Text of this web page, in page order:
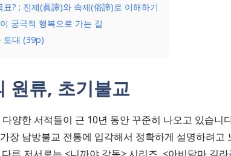
표? ; 진제(眞諦)와 속제(俗諦)로 이해하기
궁극적 행복으로 가는 길
토대 (39p)
원류, 초기불교
양한 서적들이 근 10년 동안 꾸준히 나오고 있습니
장 남방불교 전통에 입각해서 정확하게 설명하려